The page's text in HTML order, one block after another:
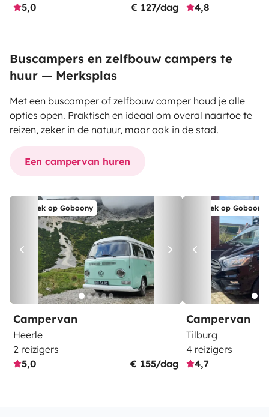
5,0
€ 127/dag
4,8
Buscampers en zelfbouw campers te
huur — Merksplas
Met een buscamper of zelfbouw camper houd je alle
opties open. Praktisch en ideaal om overal naartoe te
reizen, zeker in de natuur, maar ook in de stad.
Een campervan huren
Boek op Goboony
Campervan
Heerle
2 reizigers
5,0
€ 155/dag
Boek op Goboony
Campervan
Tilburg
4 reizigers
4,7